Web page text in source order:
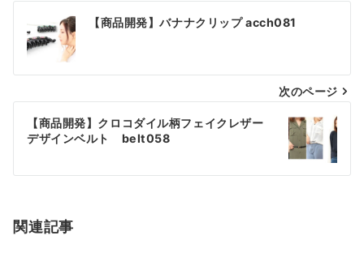
稿
ビ
ー
シ
ン
【商品開発】バナナクリップ acch081
次のページ
【商品開発】クロコダイル柄フェイクレザー
デザインベルト belt058
関連記事